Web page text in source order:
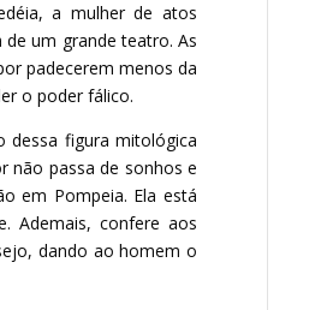
a mulher de atos
um grande teatro. As
padecerem menos da
o poder fálico.
dessa figura mitológica
não passa de sonhos e
em Pompeia. Ela está
Ademais, confere aos
dando ao homem o